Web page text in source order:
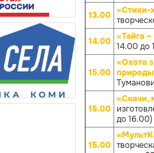
13.00 «Стихи-
14.00 «Тайга
14.00 до
15.00
«Охота
15.00
«Скачи,
до 16.00)
15.00